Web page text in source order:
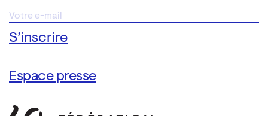
Espace presse